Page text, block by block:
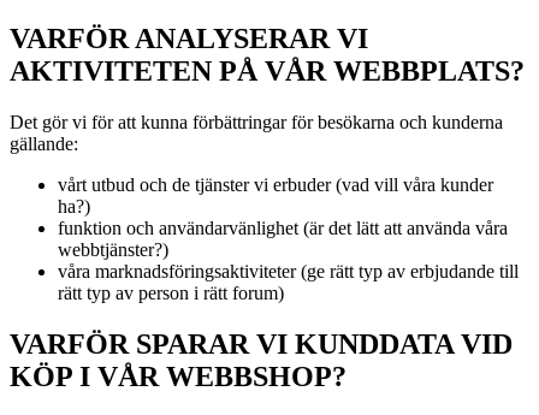
VARFÖR ANALYSERAR VI
AKTIVITETEN PÅ VÅR WEBBPLATS?
Det gör vi för att kunna förbättringar för besökarna och kunderna
gällande:
vårt utbud och de tjänster vi erbuder (vad vill våra kunder
ha?)
funktion och användarvänlighet (är det lätt att använda våra
webbtjänster?)
våra marknadsföringsaktiviteter (ge rätt typ av erbjudande till
rätt typ av person i rätt forum)
VARFÖR SPARAR VI KUNDDATA VID
KÖP I VÅR WEBBSHOP?